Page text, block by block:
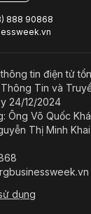
888 90868
tin điện tử
Tin và
24/12/2024
Ông Võ Quốc
Thị Minh
dụng